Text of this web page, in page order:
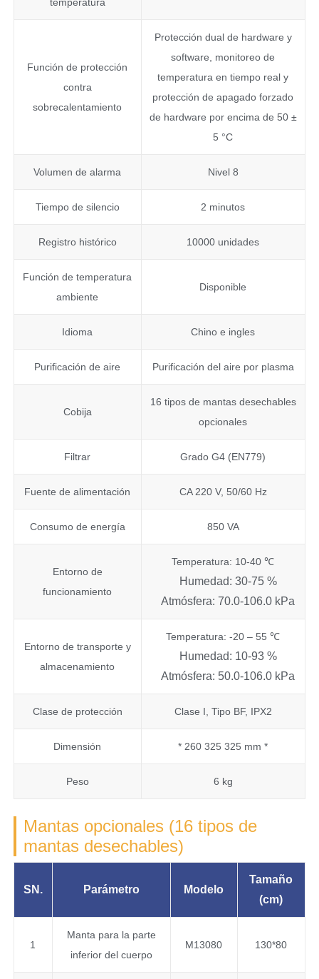
Función de protección
contra
sobrecalentamiento
Protección dual de hardware y
software, monitoreo de
temperatura en tiempo real y
protección de apagado forzado
de hardware por encima de 50 ±
5 °C
Volumen de alarma Nivel 8
Tiempo de silencio 2 minutos
Registro histórico 10000 unidades
Función de temperatura
ambiente
Disponible
Idioma Chino e ingles
Purificación de aire Purificación del aire por plasma
Cobija
16 tipos de mantas desechables
opcionales
Filtrar Grado G4 (EN779)
Fuente de alimentación CA 220 V, 50/60 Hz
Consumo de energía 850 VA
Entorno de
funcionamiento
Temperatura: 10-40 ℃
Humedad: 30-75 %
Atmósfera: 70.0-106.0 kPa
Entorno de transporte y
almacenamiento
Temperatura: -20 – 55 ℃
Humedad: 10-93 %
Atmósfera: 50.0-106.0 kPa
Clase de protección Clase I, Tipo BF, IPX2
Dimensión * 260 325 325 mm *
Peso 6 kg
Mantas opcionales (16 tipos de
mantas desechables)
SN. Parámetro Modelo
Tamaño
(cm)
1
Manta para la parte
inferior del cuerpo
M13080 130*80